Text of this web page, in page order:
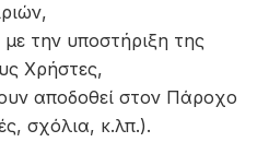
με την υποστήριξη της
Χρήστες,
αποδοθεί στον Πάροχο
σχόλια, κ.λπ.).